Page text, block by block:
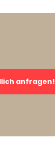
anfragen!